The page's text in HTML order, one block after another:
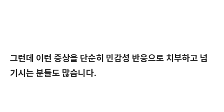
그런데 이런 증상을 단순히 민감성 반응으로 치부하고 넘
기시는 분들도 많습니다.